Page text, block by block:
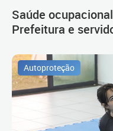
Saúde
Prefeitura e
Autoproteção